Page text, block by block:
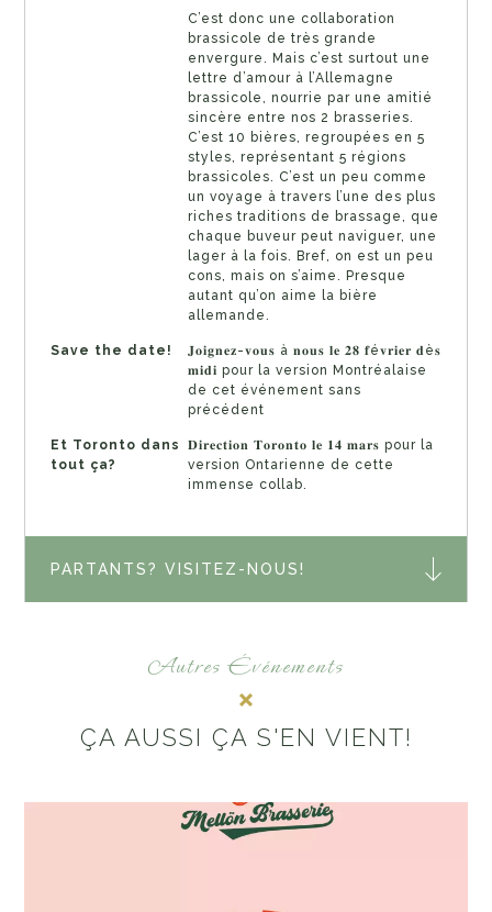
C’est donc une collaboration
brassicole de très grande
envergure. Mais c’est surtout une
lettre d’amour à l’Allemagne
brassicole, nourrie par une amitié
sincère entre nos 2 brasseries.
C’est 10 bières, regroupées en 5
styles, représentant 5 régions
brassicoles. C’est un peu comme
un voyage à travers l’une des plus
riches traditions de brassage, que
chaque buveur peut naviguer, une
lager à la fois. Bref, on est un peu
cons, mais on s’aime. Presque
autant qu’on aime la bière
allemande.
Save the date!
𝐉𝐨𝐢𝐠𝐧𝐞𝐳-𝐯𝐨𝐮𝐬 à 𝐧𝐨𝐮𝐬 𝐥𝐞 𝟐𝟖 𝐟é𝐯𝐫𝐢𝐞𝐫 𝐝è𝐬
𝐦𝐢𝐝𝐢 pour la version Montréalaise
de cet événement sans
précédent
Et Toronto dans
tout ça?
𝐃𝐢𝐫𝐞𝐜𝐭𝐢𝐨𝐧 𝐓𝐨𝐫𝐨𝐧𝐭𝐨 𝐥𝐞 𝟏𝟒 𝐦𝐚𝐫𝐬 pour la
version Ontarienne de cette
immense collab.
PARTANTS? VISITEZ-NOUS!
Autres Événements
ÇA AUSSI ÇA S'EN VIENT!